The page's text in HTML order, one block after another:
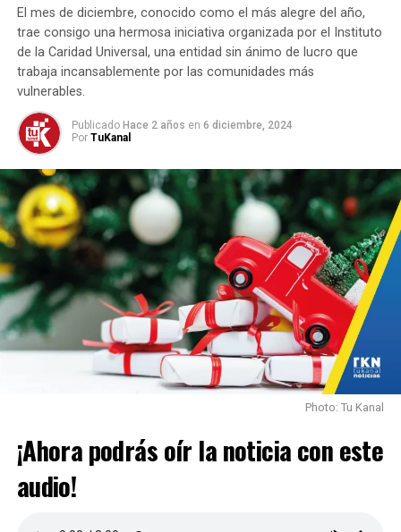
proceso de selección.
TEMAS RELACIONADOS: BENEFICIOS
CARRERA OFICIAL
CONTINGENTE
INCORPORACIÓN
SALARIO MÍNIMO
SOLDADO PROFESIONAL
SUBOFICIAL UNIDAD MILITAR
Se retira el impuesto para la formalización de terrenos
en la zona rural.
NO TE PIERDAS
Hoy Colombia recuerda el cruel asesinato de Rodrigo
Lara Bonilla.
El mes de diciembre, conocido como el más alegre del año,
trae consigo una hermosa iniciativa organizada por el Instituto
de la Caridad Universal, una entidad sin ánimo de lucro que
trabaja incansablemente por las comunidades más
vulnerables.
Publicado Hace 2 años en 6 diciembre, 2024
Por TuKanal
Photo: Tu Kanal
¡Ahora podrás oír la noticia con este
audio!